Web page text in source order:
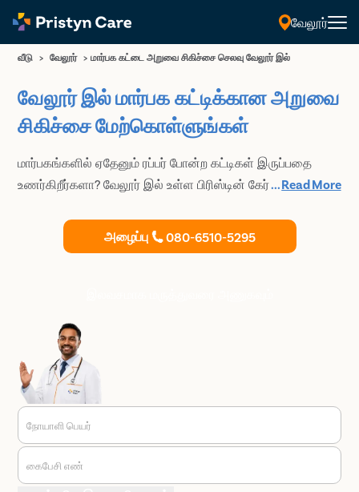
வேலூர்
வீடு > வேலூர் > மார்பக கட்டை அறுவை சிகிச்சை செலவு வேலூர் இல்
வேலூர் இல் மார்பக கட்டிக்கான அறுவை
சிகிச்சை மேற்கொள்ளுங்கள்
மார்பகங்களில் ஏதேனும் ரப்பர் போன்ற கட்டிகள் இருப்பதை
உணர்கிறீர்களா? வேலூர் இல் உள்ள பிரிஸ்டின் கேர் உடன்
அறுவை சிகிச்சை செய்வதில் நிபுணத்துவம் பெற்ற அனுபவம்
வாய்ந்த பிளாஸ்டிக் அறுவை சிகிச்சை நிபுணர்கள் குழு
இன்றே உங்களுடைய சந்திப்பை பதிவு செய்யவும்.
...Read More
அழைப்பு 080-6510-5295
நோயாளி பெயர்
கைபேசி எண்